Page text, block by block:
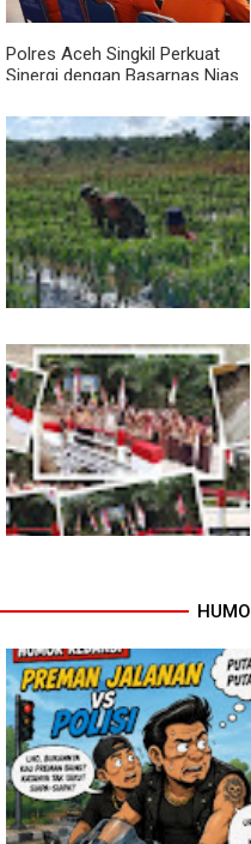
Polres Aceh Singkil Perkuat
Sinergi dengan Basarnas Nias
Pendampingan Babinsa
Dorong Petani Tingkatkan Hasil
Tanaman Cabai
Jembatan Garuda Rampung,
Nikmati Akses Lebih Lancar